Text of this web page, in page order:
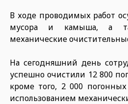
В ходе проводимых работ
мусора и камыша, а
механические
На сегодняшний день
успешно очистили 12 800
кроме того, 2 000
использованием